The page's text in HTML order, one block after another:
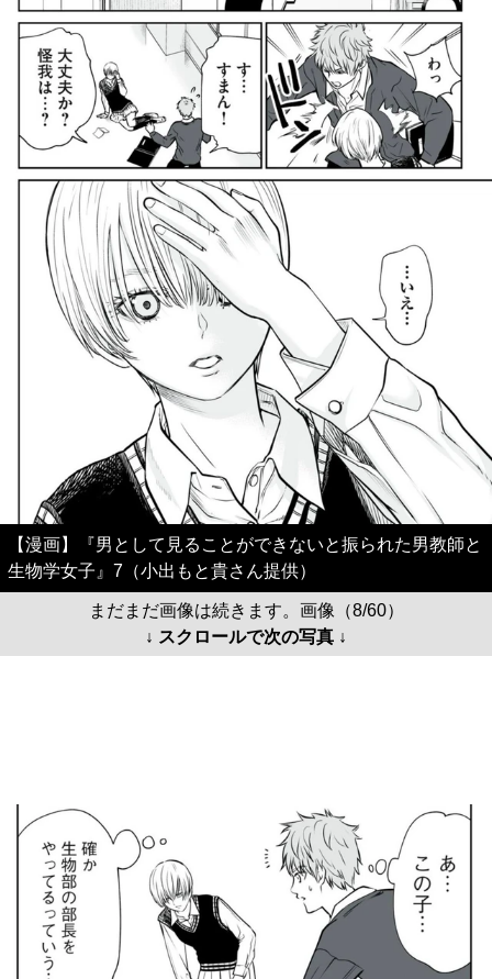
【漫画】『男として見ることができないと振られた男教師と
生物学女子』7（小出もと貴さん提供）
まだまだ画像は続きます。画像（8/60）
↓ スクロールで次の写真 ↓